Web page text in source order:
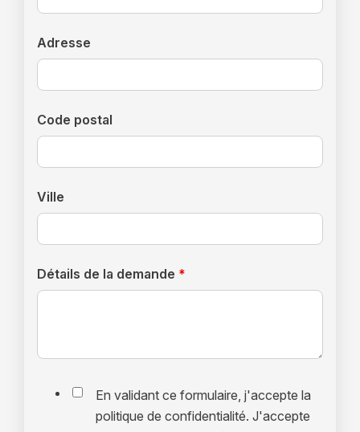
Adresse
Code postal
Ville
Détails de la demande *
En validant ce formulaire, j'accepte la
politique de confidentialité. J'accepte